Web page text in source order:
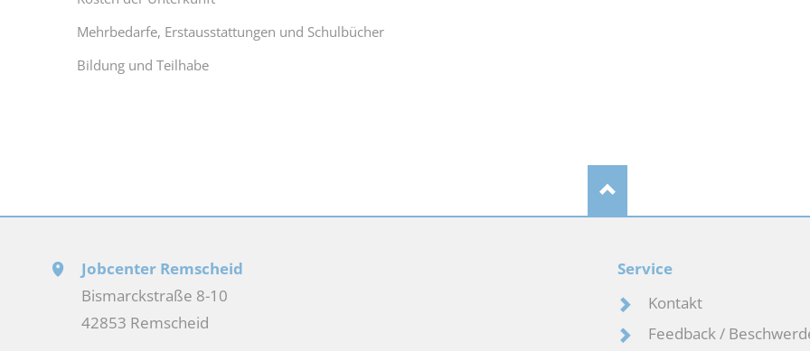
Mehrbedarfe, Erstausstattungen und Schulbücher
Bildung und Teilhabe
Jobcenter Remscheid
Bismarckstraße 8-10
42853 Remscheid
Service
Kontakt
Feedback /